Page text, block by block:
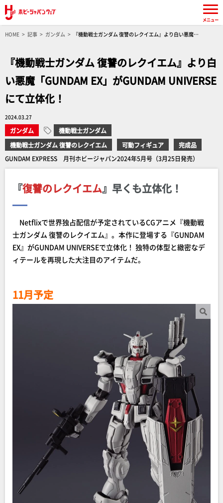
HOME 記事 ガンダム
『機動戦士ガンダム 復讐のレクイエム』より白い悪魔
『機動戦士ガンダム 復讐のレクイエム』より白
い悪魔「GUNDAM EX」がGUNDAM UNIVERSE
にて立体化！
2024.03.27
ガンダム
機動戦士ガンダム
機動戦士ガンダム 復讐のレクイエム
可動フィギュア
完成品
GUNDAM EXPRESS 月刊ホビージャパン2024年5月号（3月25日発売）
『復讐のレクイエム』早くも立体化！
Netflixで世界独占配信が予定されているCGアニメ『機動戦
士ガンダム 復讐のレクイエム』。本作に登場する『GUNDAM
EX』がGUNDAM UNIVERSEで立体化！ 独特の体型と緻密なデ
ィテールを再現した大注目のアイテムだ。
11月予定
メニュー